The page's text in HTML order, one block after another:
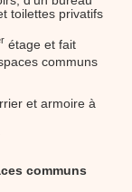
toilettes privatifs
étage et fait
communs
et armoire à
communs